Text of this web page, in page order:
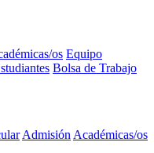
os Equipo
Bolsa de Trabajo
Admisión Académicas/os